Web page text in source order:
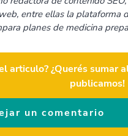
entre ellas la plataforma
planes de medicina
articulo? ¿Querés sumar
publicamos!
un comentario